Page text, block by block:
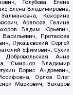
Голубева Елена
Елена Владимировна,
Кокорина
Арапова Галина
Вадим Юрьевич,
Протасова
Лукашевский Сергей
Ефимович, Сухих
Анна
Смирнов Владимир
Борис Андреевич,
Орлов Олег
Маркович, Захаров